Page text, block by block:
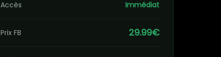
Accès Immédiat
Prix FB 29.99€